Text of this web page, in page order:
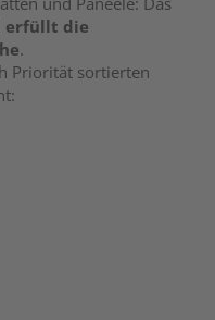
erfüllt die
.
Priorität sortierten